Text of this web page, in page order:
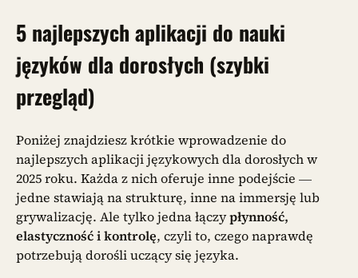
5 najlepszych aplikacji do nauki
języków dla dorosłych (szybki
przegląd)
Poniżej znajdziesz krótkie wprowadzenie do
najlepszych aplikacji językowych dla dorosłych w
2025 roku. Każda z nich oferuje inne podejście —
jedne stawiają na strukturę, inne na immersję lub
grywalizację. Ale tylko jedna łączypłynność,
elastyczność i kontrolę, czyli to, czego naprawdę
potrzebują dorośli uczący się języka.